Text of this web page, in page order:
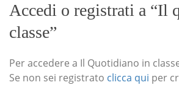
Accedi o registrati a “Il
classe”
Per accedere a Il Quotidiano in
Se non sei registrato clicca qui per